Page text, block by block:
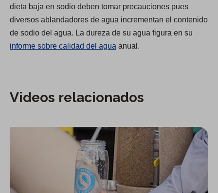
dieta baja en sodio deben tomar precauciones pues
diversos ablandadores de agua incrementan el contenido
de sodio del agua. La dureza de su agua figura en su
informe sobre calidad del agua anual.
Videos relacionados
Calidad del agua en East Los Angeles: estación 63